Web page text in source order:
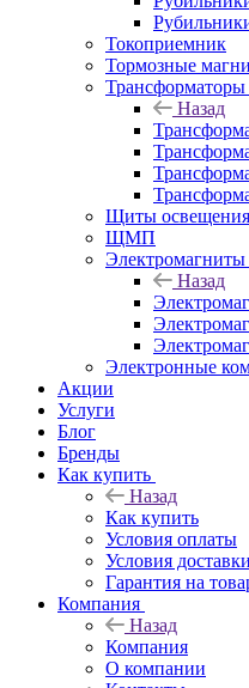
Токоприемник
Тормозные
Трансформаторы
Назад
Щиты освещения
ЩМП
Электромагниты
Назад
Электронные
Акции
Услуги
Блог
Бренды
Как купить
Назад
Как купить
Условия оплаты
Условия доставки
Гарантия на
Компания
Назад
Компания
О компании